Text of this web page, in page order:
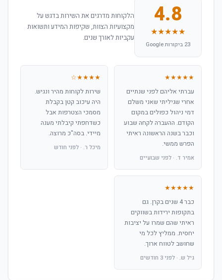
4.8
★★★★★
23 ביקורות Google
הלקוחות מדרגים את השירות בדגש על
מקצועיות הצוות, שקיפות המידע ותשואות
עקביות לאורך שנים.
★★★★★
עברתי אליהם לפני שנתיים
אחרי שגיליתי שאני משלם
דמי ניהול כפולים במקום
הקודם. ההעברה לקחה שבוע
וכבר בשנה הראשונה ראיתי
הפרש ממשי.
אמיר ד. · לפני שבועיים
★★★★☆
שירות לקוחות מהיר ונגיש.
היה עיכוב קטן בקבלת
מסמכי הצטרפות אבל
כשדחפתי קיבלתי מענה
מיידי. בסה"כ מרוצה.
מיכל ר. · לפני חודש
★★★★★
כבר 4 שנים בקרן. גם
בתקופות ירידות בשווקים
ראיתי שהם שמרו על יציבות
יחסית. ממליץ לכל מי
שחושב לטווח ארוך.
גיל ש. · לפני 3 חודשים